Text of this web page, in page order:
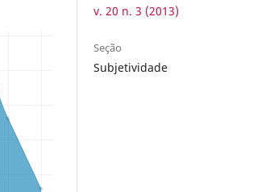
v. 20 n. 3 (2013)
Seção
Subjetividade